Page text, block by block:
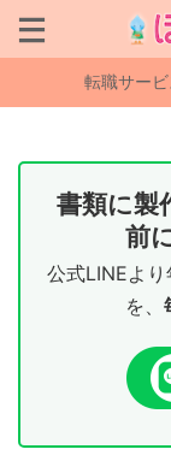
転職サービ
書類に製
前
公式LINEよ
を、